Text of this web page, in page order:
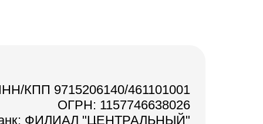
КПП 9715206140/461101001
ОГРН: 1157746638026
ФИЛИАЛ "ЦЕНТРАЛЬНЫЙ"